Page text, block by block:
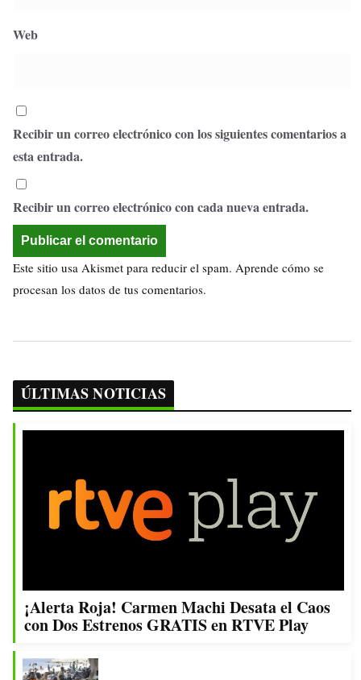
Web
Recibir un correo electrónico con los siguientes comentarios a
esta entrada.
Recibir un correo electrónico con cada nueva entrada.
Este sitio usa Akismet para reducir el spam. Aprende cómo se
procesan los datos de tus comentarios.
ÚLTIMAS NOTICIAS
¡Alerta Roja! Carmen Machi Desata el Caos
con Dos Estrenos GRATIS en RTVE Play